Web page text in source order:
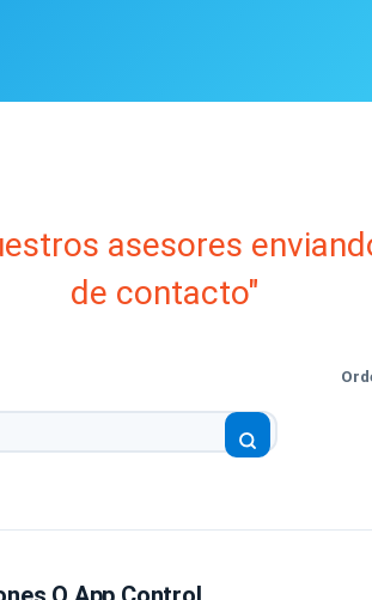
asesores
de contacto"